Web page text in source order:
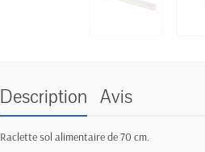
Description Avis
Raclette sol alimentaire de 70 cm.